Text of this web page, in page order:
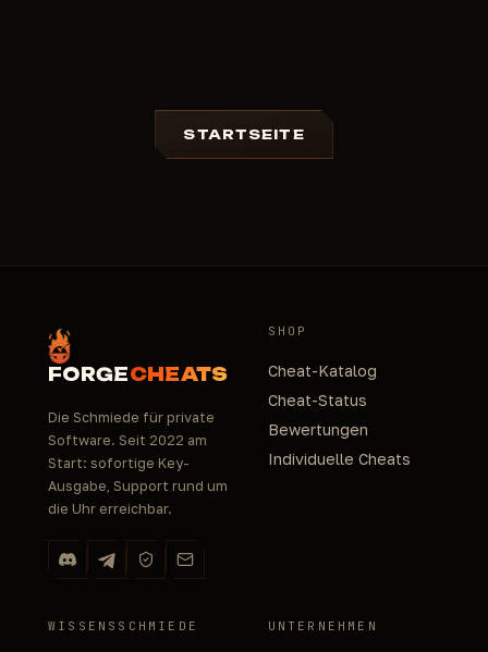
STARTSEITE
FORGECHEATS
Die Schmiede für private
Software. Seit 2022 am
Start: sofortige Key-
Ausgabe, Support rund um
die Uhr erreichbar.
SHOP
Cheat-Katalog
Cheat-Status
Bewertungen
Individuelle Cheats
WISSENSSCHMIEDE UNTERNEHMEN